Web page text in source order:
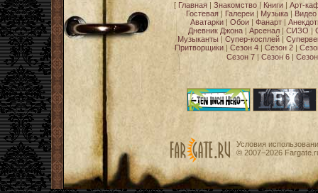
[ Главная| Знакомство| Книги| Арт-
Гостевая
Галереи Музыка Видео
Аватарки
Обои Фанарт
Дневник Джона| Арсенал| СИЗО
Музыканты
Супер-косплей
Притворщики
Сезон 4 Сезон 2
Сезон 7| Сезон 6|
Условия
© 2007−2026